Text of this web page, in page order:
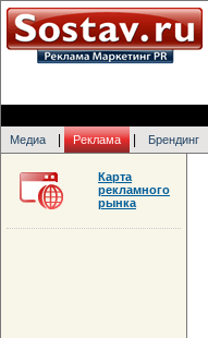
Медиа Реклама Брендинг
Карта
рекламного
рынка